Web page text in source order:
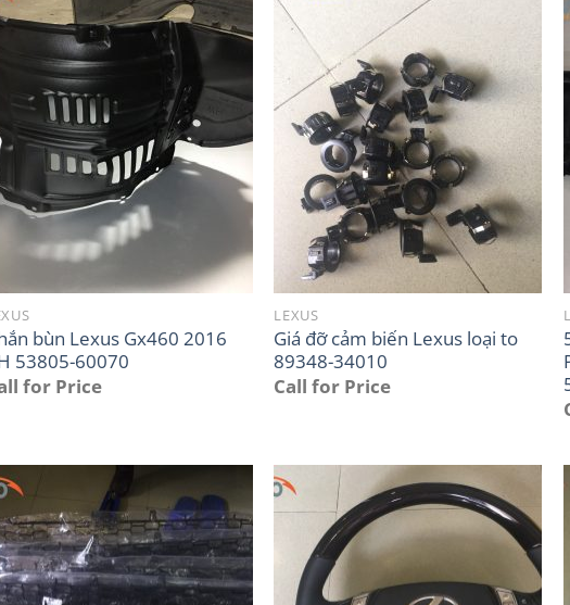
bùn Lexus Gx460 2016
53805-60070
for Price
LEXUS
Giá đỡ cảm biến Lexus loại to
89348-34010
Call for Price